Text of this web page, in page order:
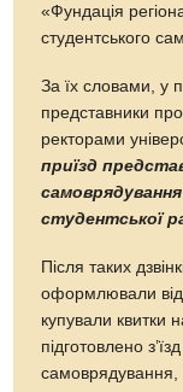
«Фундація
студентського
За їх словами, у
представники
ректорами
приїзд
самоврядування
студентської
Після таких
оформлювали
купували квитки
підготовлено
самоврядування,